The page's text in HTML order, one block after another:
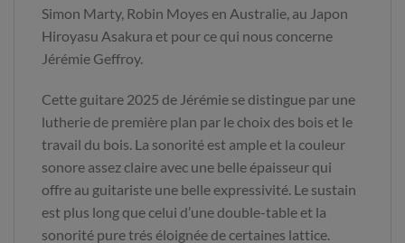
Simon Marty, Robin Moyes en Australie, au Japon
Hiroyasu Asakura et pour ce qui nous concerne
Jérémie Geffroy.
Cette guitare 2025 de Jérémie se distingue par une
lutherie de première plan par le choix des bois et le
travail du bois. La sonorité est ample et la couleur
sonore assez claire avec une belle épaisseur qui
offre au guitariste une belle expressivité. Le sustain
est plus long que celui d’une double-table et la
sonorité pure trés éloignée de certaines lattice.